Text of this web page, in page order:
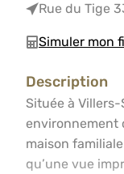
Rue du Tige
Simuler mon
Description
Située à
Située à
environnement
maison
qu’une vue